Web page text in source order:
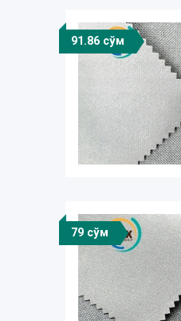
91.86 сўм
79 сўм